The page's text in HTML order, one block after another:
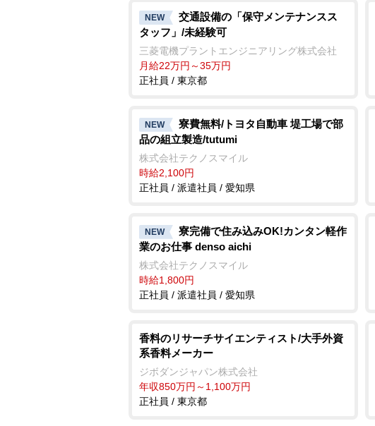
NEW
交通設備の「保守メンテナンスス
タッフ」/未経験可
三菱電機プラントエンジニアリング株式会社
月給22万円～35万円
正社員 / 東京都
NEW
寮費無料/トヨタ自動車 堤工場で部
品の組立製造/tutumi
株式会社テクノスマイル
時給2,100円
正社員 / 派遣社員 / 愛知県
NEW
寮完備で住み込みOK!カンタン軽作
業のお仕事 denso aichi
株式会社テクノスマイル
時給1,800円
正社員 / 派遣社員 / 愛知県
香料のリサーチサイエンティスト/大手外資
系香料メーカー
ジボダンジャパン株式会社
年収850万円～1,100万円
正社員 / 東京都